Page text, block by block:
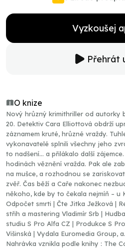
Vyzkoušej
Přehrát
O knize
Nový hrůzný krimithriller od autorky
20. Detektiv Cara Elliottová obdrží
záznamem kruté, hrůzné vraždy.
vykonavatelé splnili všechny jeho
to nadšení… a přilákalo další
hodinách věznění vražda. Pak ale
na mušce, a rozhodnou se
zvěř. Čas běží a Caře nakonec
někoho, kde by to čekala nejmíň – u
Odpočet smrti | Čte Jitka Ježková |
střih a mastering Vladimír Srb |
studiu S Pro Alfa CZ | Produkce S
Višinská | Vydala Euromedia Group,
Nahrávka vznikla podle knihy : The